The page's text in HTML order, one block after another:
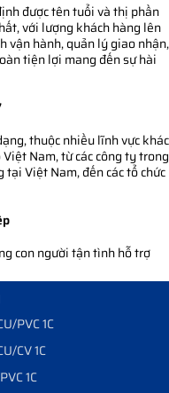
được tên tuổi và thị phần
với lượng khách hàng lên
vận hành, quản lý giao nhận,
tiện lợi mang đến sự hài
thuộc nhiều lĩnh vực khác
Nam, từ các công ty trong
tại Việt Nam, đến các tổ chức
con người tận tình hỗ trợ
PVC 1C
CV 1C
1C